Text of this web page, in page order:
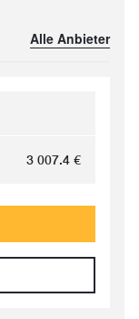
Alle Anbieter
3 007.4 €